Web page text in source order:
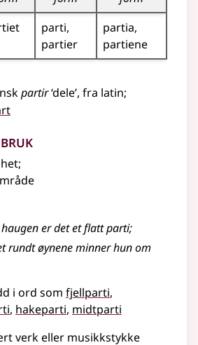
parti
partier
partia
partiene
partir‘dele’, fra latin;
;
er det et flatt parti;
rundt øynene minner hun om
i ord som fjellparti
hakeparti midtparti
verk eller musikkstykke